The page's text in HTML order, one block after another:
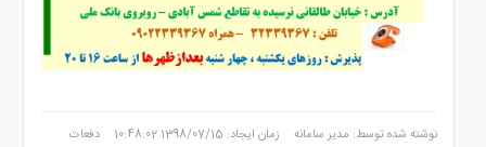
نوشته شده توسط: مدیر سامانه زمان ایجاد: 1398/07/15 10:48:02
دفعات